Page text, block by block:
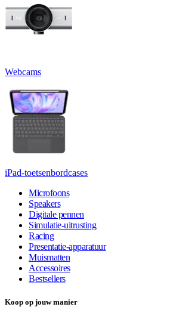
Webcams
iPad-toetsenbordcases
Microfoons
Speakers
Digitale pennen
Simulatie-uitrusting
Racing
Presentatie-apparatuur
Muismatten
Accessoires
Bestsellers
Koop op jouw manier